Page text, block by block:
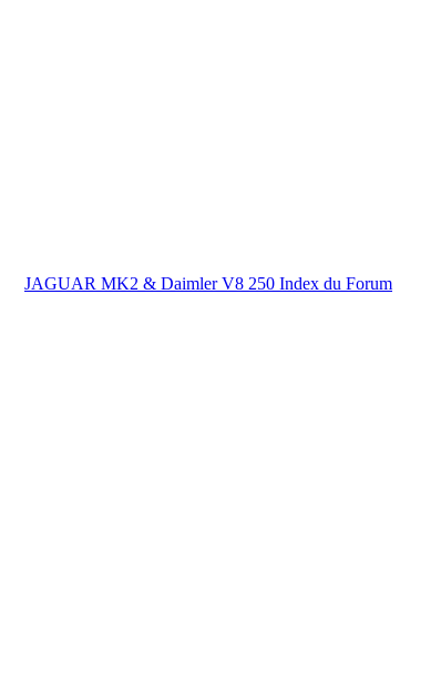
JAGUAR MK2 & Daimler V8 250 Index du Forum